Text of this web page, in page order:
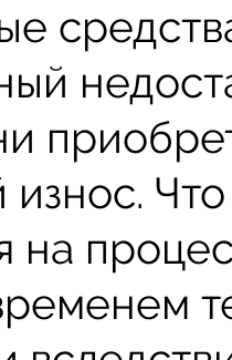
износ.
на